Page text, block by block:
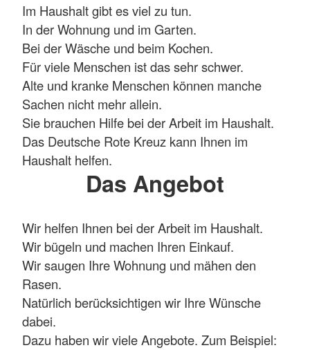
Im Haushalt gibt es viel zu tun.
In der Wohnung und im Garten.
Bei der Wäsche und beim Kochen.
Für viele Menschen ist das sehr schwer.
Alte und kranke Menschen können manche
Sachen nicht mehr allein.
Sie brauchen Hilfe bei der Arbeit im Haushalt.
Das Deutsche Rote Kreuz kann Ihnen im
Haushalt helfen.
Das Angebot
Wir helfen Ihnen bei der Arbeit im Haushalt.
Wir bügeln und machen Ihren Einkauf.
Wir saugen Ihre Wohnung und mähen den
Rasen.
Natürlich berücksichtigen wir Ihre Wünsche
dabei.
Dazu haben wir viele Angebote. Zum Beispiel: